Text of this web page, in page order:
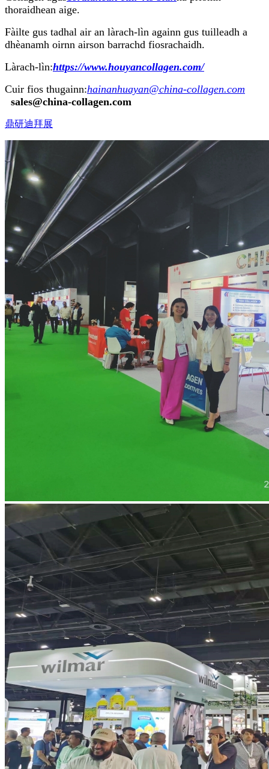
thoraidhean aige.
Fàilte gus tadhal air an làrach-lìn againn gus tuilleadh a
dhèanamh oirnn airson barrachd fiosrachaidh.
Làrach-lìn:https://www.houyancollagen.com/
Cuir fios thugainn:hainanhuayan@china-collagen.com
sales@china-collagen.com
鼎研迪拜展